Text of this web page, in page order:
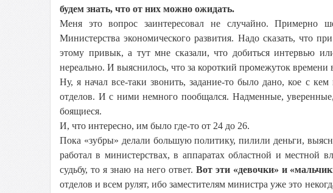
будем знать, что от них можно ожидать.
Меня это вопрос заинтересовал не случайно. Примерно
Министерства экономического развития. Надо сказать, что
этому привык, а тут мне сказали, что добиться интервью
нереально. И выяснилось, что за короткий промежуток времени
Ну, я начал все-таки звонить, задание-то было дано, кое с
отделов. И с ними немного пообщался. Надменные,
боящиеся.
И, что интересно, им было где-то от 24 до 26.
Пока «зубры» делали большую политику, пилили деньги,
работал в министерствах, в аппаратах областной и
судьбу, то я знаю на него ответ. Вот эти «девочки» и
отделов и всем рулят, ибо заместителям министра уже это